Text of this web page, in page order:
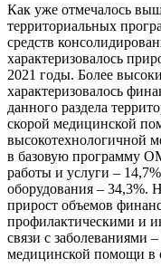
Как уже отмечалось
территориальных
средств
характеризовалось
2021 годы. Более
характеризовалось
данного раздела
скорой медицинской
высокотехнологичной
в базовую программу
работы и услуги –
оборудования – 34,3%.
прирост объемов
профилактическими и
связи с заболеваниями
медицинской помощи в